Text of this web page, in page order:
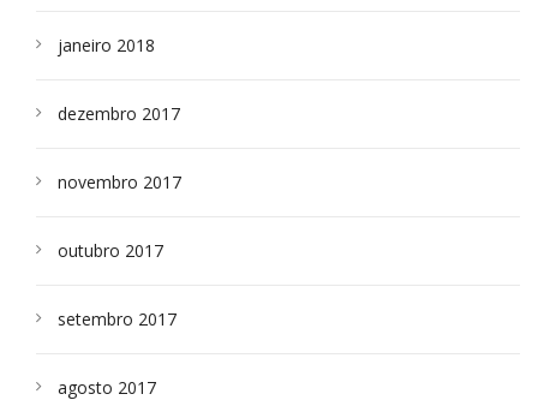
janeiro 2018
dezembro 2017
novembro 2017
outubro 2017
setembro 2017
agosto 2017